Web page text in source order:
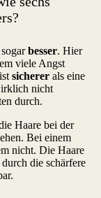
besser. Hier
viele Angst
sicherer als eine
nicht
durch.
Haare bei der
Bei einem
nicht. Die Haare
die schärfere